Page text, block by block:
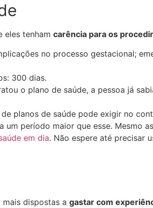
eles tenham carência para os
no processo gestacional;
300 dias.
o plano de saúde, a pessoa já
planos de saúde pode exigir no
período maior que esse. Mesmo
em dia. Não espere até precisar
dispostas a gastar com